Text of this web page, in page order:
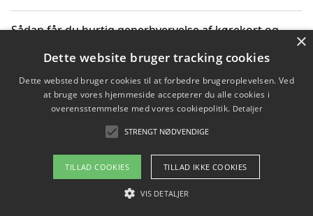
Sådan får du hurtig generhvervelse af kørekort og
Sådan lærer du miljørigtig kørsel hos en køreskole i
Gentofte
Copyright 2026 - Pilanto Aps
Om / kontakt
×
Dette website bruger tracking cookies
Dette websted bruger cookies til at forbedre brugeroplevelsen. Ved
at bruge vores hjemmeside accepterer du alle cookies i
overensstemmelse med vores cookiepolitik. Detaljer
STRENGT NØDVENDIGE
TILLAD COOKIES TILLAD IKKE COOKIES
VIS DETALJER